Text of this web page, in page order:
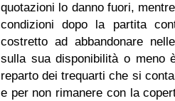
quotazioni lo danno fuori,
condizioni dopo la partita
costretto ad abbandonare
sulla sua disponibilità o meno
reparto dei trequarti che si
e per non rimanere con la